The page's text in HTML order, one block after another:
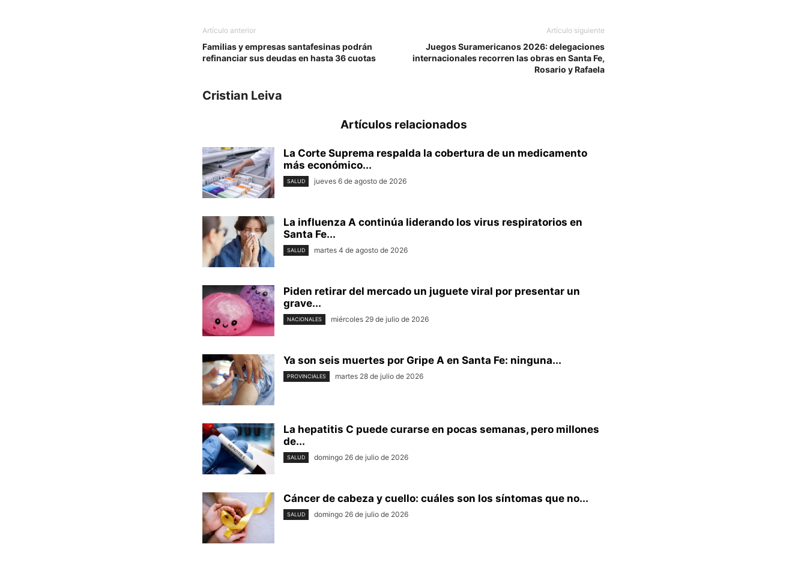
Artículo anterior
Familias y empresas santafesinas podrán
refinanciar sus deudas en hasta 36 cuotas
Artículo siguiente
Juegos Suramericanos 2026: delegaciones
internacionales recorren las obras en Santa Fe,
Rosario y Rafaela
Cristian Leiva
Artículos relacionados
La Corte Suprema respalda la cobertura de un medicamento
más económico...
SALUD jueves 6 de agosto de 2026
La influenza A continúa liderando los virus respiratorios en
Santa Fe...
SALUD martes 4 de agosto de 2026
Piden retirar del mercado un juguete viral por presentar un
grave...
NACIONALES miércoles 29 de julio de 2026
Ya son seis muertes por Gripe A en Santa Fe: ninguna...
PROVINCIALES martes 28 de julio de 2026
La hepatitis C puede curarse en pocas semanas, pero millones
de...
SALUD domingo 26 de julio de 2026
Cáncer de cabeza y cuello: cuáles son los síntomas que no...
SALUD domingo 26 de julio de 2026